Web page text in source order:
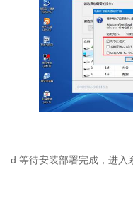
d.等待安装部署完成，进入